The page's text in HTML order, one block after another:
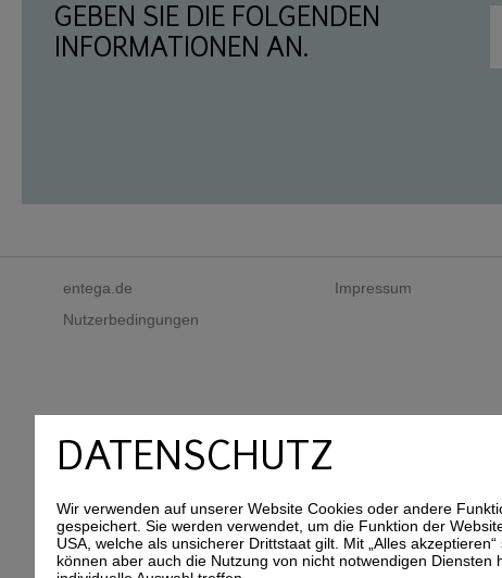
GEBEN SIE DIE FOLGENDEN
INFORMATIONEN AN.
entega.de Impressum
Nutzerbedingungen
DATENSCHUTZ
Wir verwenden auf unserer Website Cookies oder andere
gespeichert. Sie werden verwendet, um die Funktion der
USA, welche als unsicherer Drittstaat gilt. Mit „Alles
können aber auch die Nutzung von nicht notwendigen Diensten